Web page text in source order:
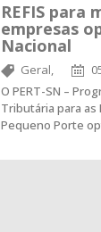
REFIS para
empresas
Nacional
Geral,
O PERT-SN –
Tributária para as
Pequeno Porte